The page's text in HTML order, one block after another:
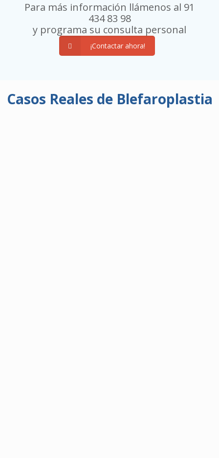
Para más información llámenos al 91
434 83 98
y programa su consulta personal
¡Contactar ahora!
Casos Reales de Blefaroplastia